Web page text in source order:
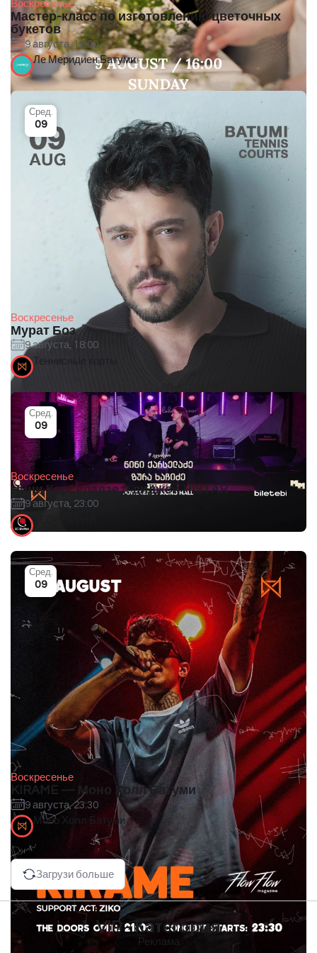
Воскресенье
Мастер-класс по изготовлению цветочных
букетов
9 августа, 16:00
Ле Меридиен Батуми
Воскресенье
Мурат Боз
9 августа, 18:00
Сред.
09
Теннисные корты
Воскресенье
Нини Карселадзе и диджей HISTAR
9 августа, 23:00
Сред.
09
Воскресенье
KIRAME — Моно Холл Батуми
9 августа, 23:30
Сред.
09
Моно Холл Батуми
Загрузи больше
VIP - Категория
Реклама